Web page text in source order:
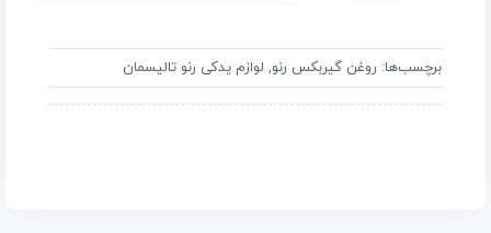
رنو
تالیسمان
AISIN
برچسب‌ها: روغن گیربکس رنو, لوازم یدکی رنو تالیسمان